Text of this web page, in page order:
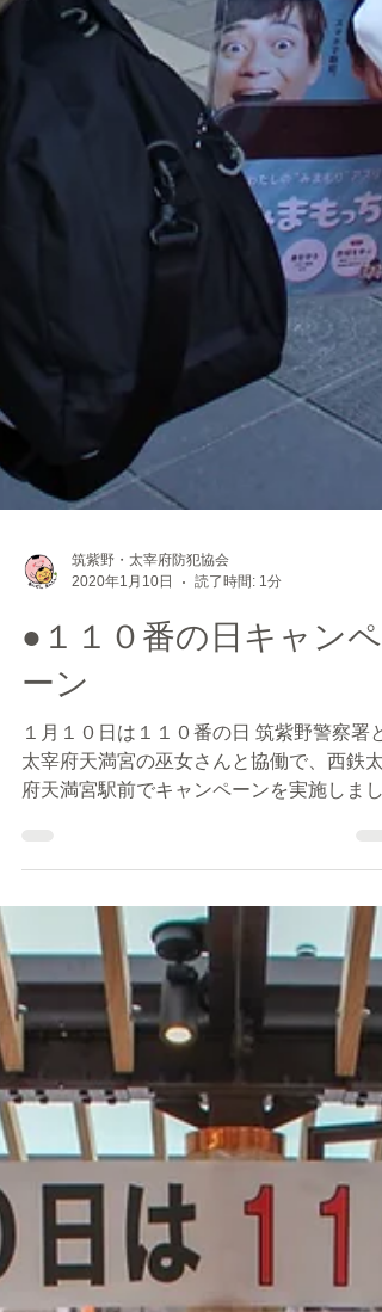
2020年1月10日
読了時間: 1分
●１１０番の日キャンペ
ーン
１月１０日は１１０番の日 筑紫野警察署と
太宰府天満宮の巫女さんと協働で、西鉄太